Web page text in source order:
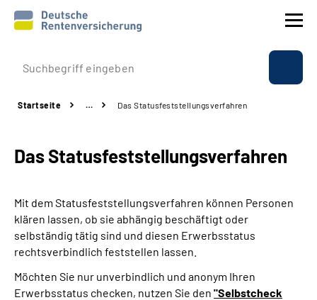
Prävention
Rente
Beratung & Kontakt
Experten
Über uns & Presse
Startseite … Das Statusfeststellungs­verfahren
Das Statusfeststellungs­verfahren
Mit dem Statusfeststellungsverfahren können Personen
klären lassen, ob sie abhängig beschäftigt oder
selbständig tätig sind und diesen Erwerbsstatus
rechtsverbindlich feststellen lassen.
Möchten Sie nur unverbindlich und anonym Ihren
Erwerbsstatus checken, nutzen Sie den "Selbstcheck